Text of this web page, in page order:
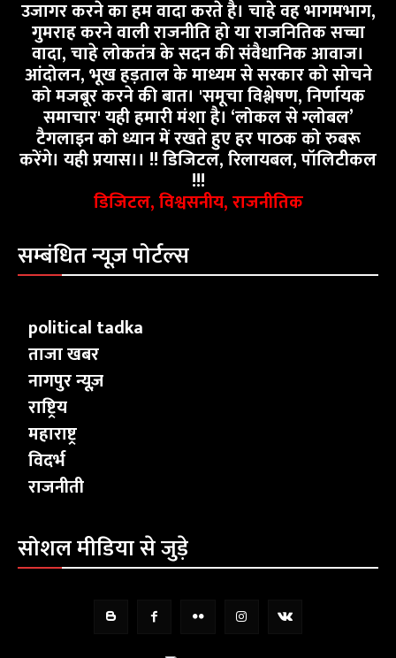
उजागर करने का हम वादा करते है। चाहे वह भागमभाग,
गुमराह करने वाली राजनीति हो या राजनितिक सच्चा
वादा, चाहे लोकतंत्र के सदन की संवैधानिक आवाज।
आंदोलन, भूख हड़ताल के माध्यम से सरकार को सोचने
को मजबूर करने की बात। 'समूचा विश्लेषण, निर्णायक
समाचार' यही हमारी मंशा है। ‘लोकल से ग्लोबल’
टैगलाइन को ध्यान में रखते हुए हर पाठक को रुबरू
करेंगे। यही प्रयास।। !! डिजिटल, रिलायबल, पॉलिटीकल
!!!
डिजिटल, विश्वसनीय, राजनीतिक
सम्बंधित न्यूज़ पोर्टल्स
political tadka
ताजा खबर
नागपुर न्यूज़
राष्ट्रिय
महाराष्ट्र
विदर्भ
राजनीती
सोशल मीडिया से जुड़े